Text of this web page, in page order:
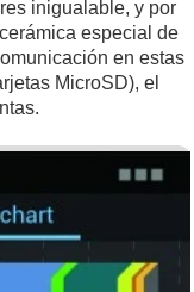
inigualable, y por
especial de
en estas
MicroSD), el